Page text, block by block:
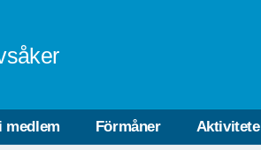
medlem Förmåner